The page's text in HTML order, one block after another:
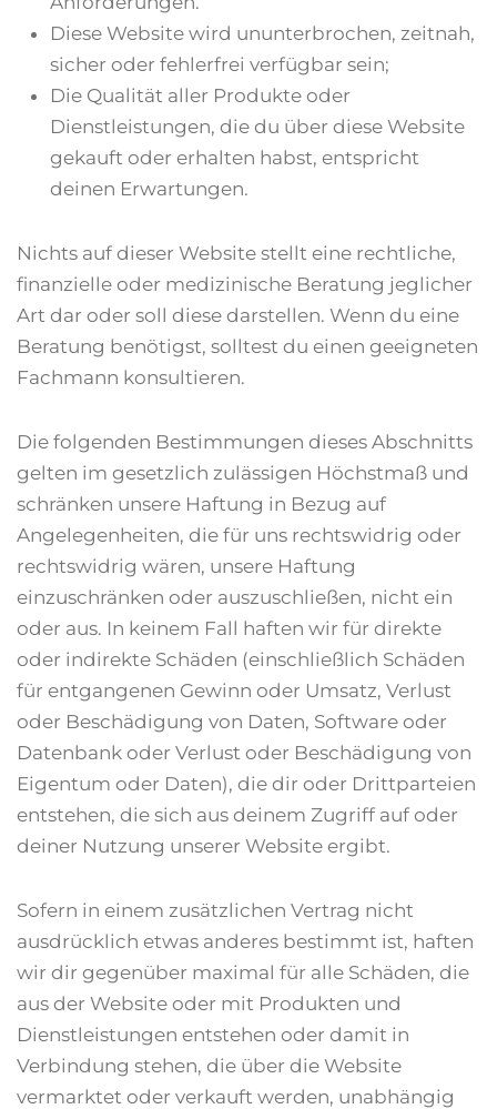
Diese Website wird ununterbrochen, zeitnah,
sicher oder fehlerfrei verfügbar sein;
Die Qualität aller Produkte oder
Dienstleistungen, die du über diese Website
gekauft oder erhalten habst, entspricht
deinen Erwartungen.
Nichts auf dieser Website stellt eine rechtliche,
finanzielle oder medizinische Beratung jeglicher
Art dar oder soll diese darstellen. Wenn du eine
Beratung benötigst, solltest du einen geeigneten
Fachmann konsultieren.
Die folgenden Bestimmungen dieses Abschnitts
gelten im gesetzlich zulässigen Höchstmaß und
schränken unsere Haftung in Bezug auf
Angelegenheiten, die für uns rechtswidrig oder
rechtswidrig wären, unsere Haftung
einzuschränken oder auszuschließen, nicht ein
oder aus. In keinem Fall haften wir für direkte
oder indirekte Schäden (einschließlich Schäden
für entgangenen Gewinn oder Umsatz, Verlust
oder Beschädigung von Daten, Software oder
Datenbank oder Verlust oder Beschädigung von
Eigentum oder Daten), die dir oder Drittparteien
entstehen, die sich aus deinem Zugriff auf oder
deiner Nutzung unserer Website ergibt.
Sofern in einem zusätzlichen Vertrag nicht
ausdrücklich etwas anderes bestimmt ist, haften
wir dir gegenüber maximal für alle Schäden, die
aus der Website oder mit Produkten und
Dienstleistungen entstehen oder damit in
Verbindung stehen, die über die Website
vermarktet oder verkauft werden, unabhängig